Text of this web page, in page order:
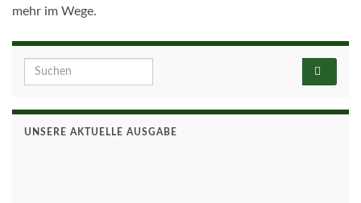
mehr im Wege.
Search for:
UNSERE AKTUELLE AUSGABE